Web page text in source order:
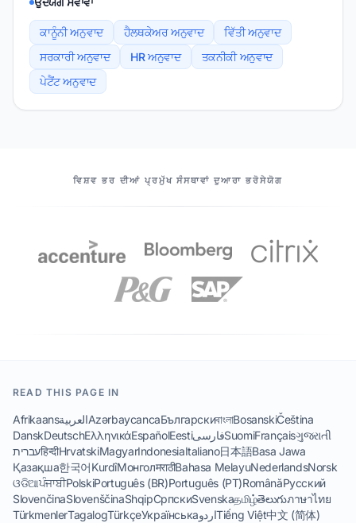
ਕਾਨੂੰਨੀ ਅਨੁਵਾਦ ਹੈਲਥਕੇਅਰ ਅਨੁਵਾਦ
ਵਿੱਤੀ ਅਨੁਵਾਦ
ਸਰਕਾਰੀ ਅਨੁਵਾਦ
HR ਅਨੁਵਾਦ
ਤਕਨੀਕੀ ਅਨੁਵਾਦ
ਪੇਟੈਂਟ ਅਨੁਵਾਦ
ਵਿਸ਼ਵ ਭਰ ਦੀਆਂ ਪ੍ਰਮੁੱਖ ਸੰਸਥਾਵਾਂ ਦੁਆਰਾ ਭਰੋਸੇਯੋਗ
READ THIS PAGE IN
AfrikaansالعربيةAzərbaycancaБългарскиবাংলাBosanskiČeština
DanskDeutschΕλληνικάEspañolEestiفارسیSuomiFrançaisગુજરાતી
עבריתहिन्दीHrvatskiMagyarIndonesiaItaliano日本語Basa Jawa
Қазақша한국어KurdîМонголमराठीBahasa MelayuNederlandsNorsk
ଓଡିଆਪੰਜਾਬੀPolskiPortuguês (BR)Português (PT)RomânăРусский
SlovenčinaSlovenščinaShqipСрпскиSvenskaதமிழ்తెలుగుภาษาไทย
TürkmenlerTagalogTürkçeУкраїнськаاردوTiếng Việt中文 (简体)